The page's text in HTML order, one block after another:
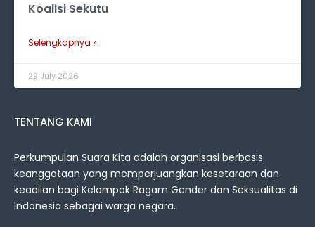
Koalisi Sekutu
Selengkapnya »
29 July 2026
TENTANG KAMI
Perkumpulan Suara Kita adalah organisasi berbasis
keanggotaan yang memperjuangkan kesetaraan dan
keadilan bagi Kelompok Ragam Gender dan Seksualitas di
Indonesia sebagai warga negara.